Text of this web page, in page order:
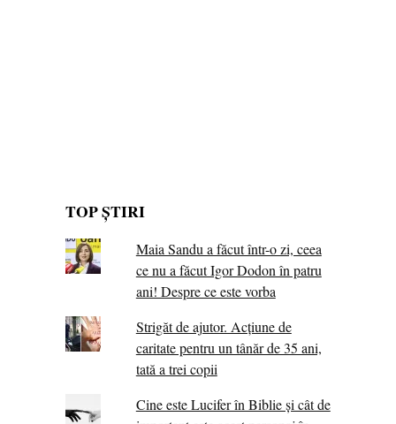
TOP ȘTIRI
Maia Sandu a făcut într-o zi, ceea
ce nu a făcut Igor Dodon în patru
ani! Despre ce este vorba
Strigăt de ajutor. Acțiune de
caritate pentru un tânăr de 35 ani,
tată a trei copii
Cine este Lucifer în Biblie și cât de